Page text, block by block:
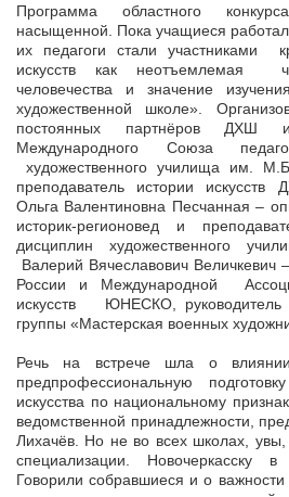
Программа областного
насыщенной. Пока учащиеся
их педагоги стали участниками
искусств как неотъемлемая
человечества и значение
художественной школе».
постоянных партнёров ДХШ
Международного Союза
художественного училища им.
преподаватель истории
Ольга Валентиновна Песчанная –
историк-регионовед и
дисциплин художественного
Валерий Вячеславович Величкевич
России и Международной
искусств ЮНЕСКО, руководитель
группы «Мастерская военных
Речь на встрече шла о
предпрофессиональную
искусства по национальному
ведомственной принадлежности,
Лихачёв. Но не во всех школах, увы,
специализации. Новочеркасску
Говорили собравшиеся и о